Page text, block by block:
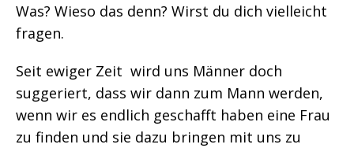
Was? Wieso das denn? Wirst du dich vielleicht
fragen.
Seit ewiger Zeit wird uns Männer doch
suggeriert, dass wir dann zum Mann werden,
wenn wir es endlich geschafft haben eine Frau
zu finden und sie dazu bringen mit uns zu